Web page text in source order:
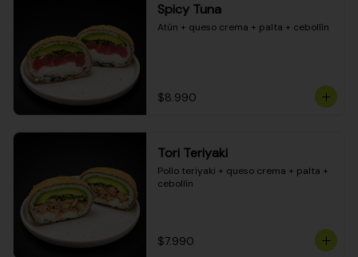
Spicy Tuna
Atún + queso crema + palta + cebollín
$8.990
Tori Teriyaki
Pollo teriyaki + queso crema + palta +
cebollín
$7.990